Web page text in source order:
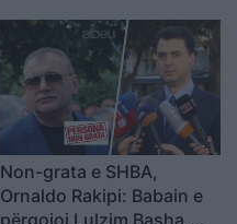
Non-grata e SHBA,
Ornaldo Rakipi: Babain e
përgojoi Lulzim Basha,